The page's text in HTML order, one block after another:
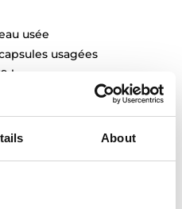
About
usée
usagées
bars